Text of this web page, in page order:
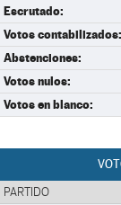
Escrutado:
Votos contabilizados:
Abstenciones:
Votos nulos:
Votos en blanco:
PARTIDO